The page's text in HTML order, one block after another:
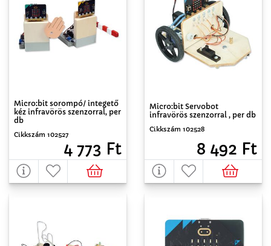
Micro:bit sorompó/ integető
kéz infravörös szenzorral, per
db
Cikkszám 102527
4 773 Ft
Micro:bit Servobot
infravörös szenzorral , per db
Cikkszám 102528
8 492 Ft